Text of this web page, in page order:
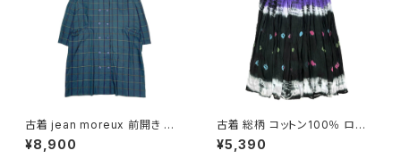
古着 jean moreux 前開き チェ
ック柄 長袖 アウター テーラード
ライトコート 緑 (ttu2509093)
¥8,900
古着 総柄 コットン100％ ロン
グ丈 スカート 黒 紫 (ba26070
20)
¥5,390